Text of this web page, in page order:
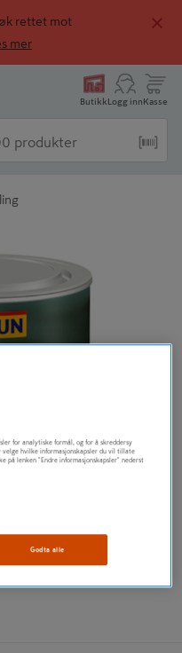
rettet mot
mer
ButikkLogg innKasse
for analytiske formål, og for å skreddersy
velge hvilke informasjonskapsler du vil tillate
på lenken "Endre informasjonskapsler" nederst
Godta alle